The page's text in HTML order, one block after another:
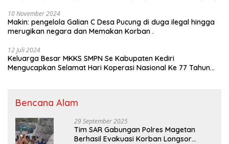
10 November 2024
Makin: pengelola Galian C Desa Pucung di duga ilegal hingga
merugikan negara dan Memakan Korban .
12 Juli 2024
Keluarga Besar MKKS SMPN Se Kabupaten Kediri
Mengucapkan Selamat Hari Koperasi Nasional Ke 77 Tahun
Bencana Alam
29 September 2025
Tim SAR Gabungan Polres Magetan
Berhasil Evakuasi Korban Longsor